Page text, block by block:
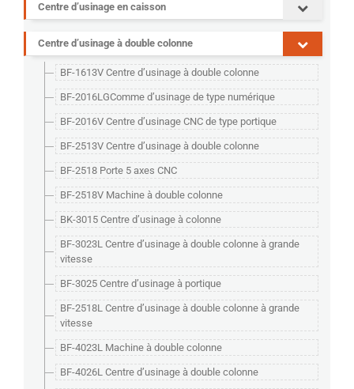
Centre d’usinage en caisson
Centre d’usinage à double colonne
BF-1613V Centre d’usinage à double colonne
BF-2016LGComme d’usinage de type numérique
BF-2016V Centre d’usinage CNC de type portique
BF-2513V Centre d’usinage à double colonne
BF-2518 Porte 5 axes CNC
BF-2518V Machine à double colonne
BK-3015 Centre d’usinage à colonne
BF-3023L Centre d’usinage à double colonne à grande
vitesse
BF-3025 Centre d’usinage à portique
BF-2518L Centre d’usinage à double colonne à grande
vitesse
BF-4023L Machine à double colonne
BF-4026L Centre d’usinage à double colonne